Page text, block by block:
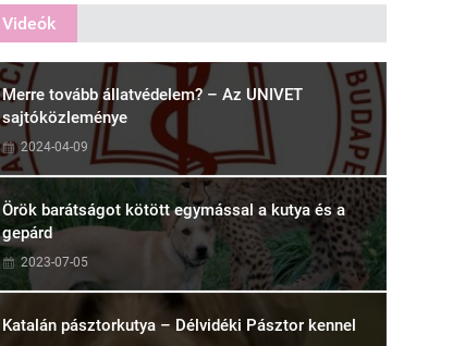
Videók
Merre tovább állatvédelem? – Az UNIVET
sajtóközleménye
2024-04-09
Örök barátságot kötött egymással a kutya és a
gepárd
2023-07-05
Katalán pásztorkutya – Délvidéki Pásztor kennel